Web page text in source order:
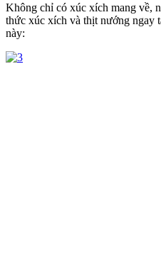
Không chỉ có xúc xích mang về,
thức xúc xích và thịt nướng ngay
này: